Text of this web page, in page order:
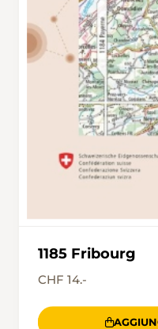
1185 Fribourg
CHF 14.-